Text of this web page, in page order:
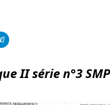
II série n°3 SMP